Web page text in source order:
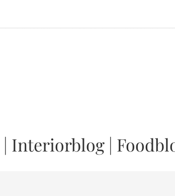
| Interiorblog |